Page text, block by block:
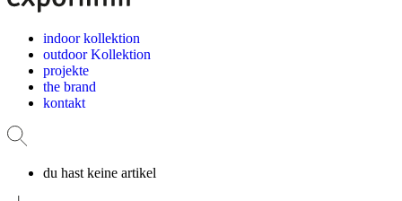
indoor kollektion
outdoor Kollektion
projekte
the brand
kontakt
du hast keine artikel